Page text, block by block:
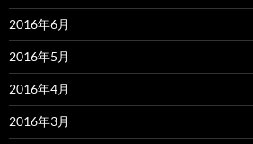
2016年6月
2016年5月
2016年4月
2016年3月